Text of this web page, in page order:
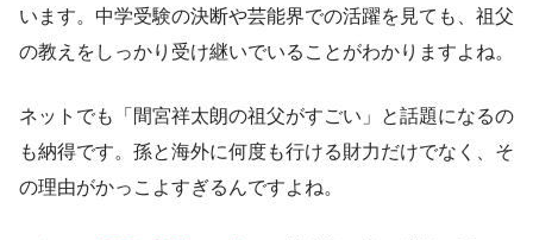
います。中学受験の決断や芸能界での活躍を見ても、祖父
の教えをしっかり受け継いでいることがわかりますよね。
ネットでも「間宮祥太朗の祖父がすごい」と話題になるの
も納得です。孫と海外に何度も行ける財力だけでなく、そ
の理由がかっこよすぎるんですよね。